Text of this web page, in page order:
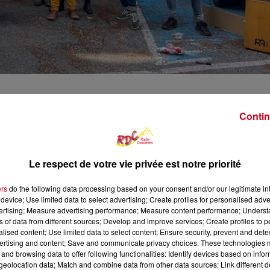
scolaire de Massat, où les parents d’élèves s’opposent
Cette décision, fondée sur des prévisions d’effectifs à la
identique à celui de l’année précédente.
sur les conditions d’apprentissage, en particulier pour les
une première mobilisation à la rentrée, les parents ont
seulement deux jours par semaine. Une solution qu’ils
académique, les familles poursuivent leur mobilisation
d’enseignement jugées plus adaptées aux besoins
Le respect de votre vie privée est notre priorité
do the following data processing based on your consent and/or our legitimate
Use limited data to select advertising; Create profiles for personalised
Measure advertising performance; Measure content performance;
of data from different sources; Develop and improve services; Create profiles to
content; Use limited data to select content; Ensure security, prevent and
and content; Save and communicate privacy choices. These technologies
browsing data to offer following functionalities: Identify devices based on
data; Match and combine data from other data sources; Link different